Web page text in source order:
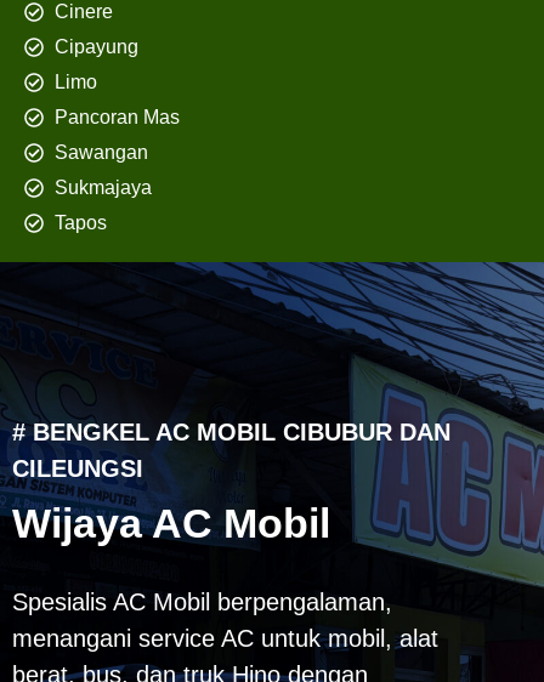
Cinere
Cipayung
Limo
Pancoran Mas
Sawangan
Sukmajaya
Tapos
# BENGKEL AC MOBIL CIBUBUR DAN
CILEUNGSI
Wijaya AC Mobil
Spesialis AC Mobil berpengalaman,
menangani service AC untuk mobil, alat
berat, bus, dan truk Hino dengan